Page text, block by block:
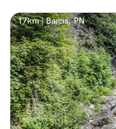
17km | Barcis, PN